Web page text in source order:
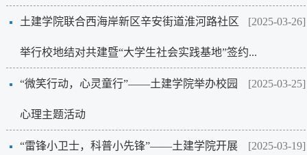
[2025-03-26]
土建学院联合西海岸新区辛安街道淮河路社区
举行校地结对共建暨“大学生社会实践基地”签约...
[2025-03-25]
“微笑行动，心灵童行”——土建学院举办校园
心理主题活动
[2025-03-19]
“雷锋小卫士，科普小先锋”——土建学院开展